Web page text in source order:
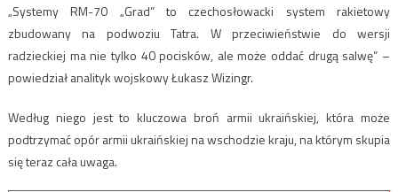
„Systemy RM-70 „Grad” to czechosłowacki system rakietowy
zbudowany na podwoziu Tatra. W przeciwieństwie do wersji
radzieckiej ma nie tylko 40 pocisków, ale może oddać drugą salwę” –
powiedział analityk wojskowy Łukasz Wizingr.
Według niego jest to kluczowa broń armii ukraińskiej, która może
podtrzymać opór armii ukraińskiej na wschodzie kraju, na którym skupia
się teraz cała uwaga.